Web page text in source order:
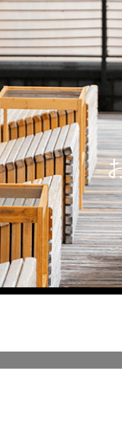
和多屋の魅力 水明
の祝